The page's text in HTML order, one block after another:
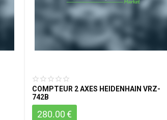
COMPTEUR 2 AXES HEIDENHAIN VRZ-
742B
280.00€